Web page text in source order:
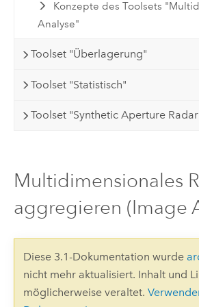
Konzepte des Toolsets
Analyse"
Toolset "Überlagerung"
Toolset "Statistisch"
Toolset "Synthetic Aperture
Multidimensionales
aggregieren (Image
Diese 3.1-Dokumentation wurde
nicht mehr aktualisiert. Inhalt und
möglicherweise veraltet.